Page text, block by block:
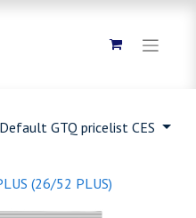
Default GTQ pricelist CES
(26/52 PLUS)